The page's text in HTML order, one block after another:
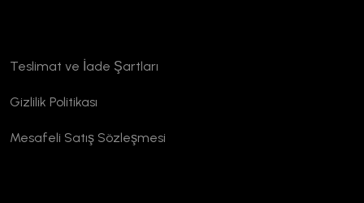
Teslimat ve İade Şartları
Gizlilik Politikası
Mesafeli Satış Sözleşmesi